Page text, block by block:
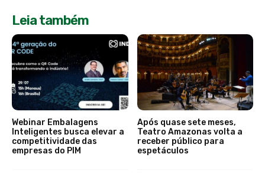
Leia também
Webinar Embalagens
Inteligentes busca elevar a
competitividade das
empresas do PIM
Após quase sete meses,
Teatro Amazonas volta a
receber público para
espetáculos